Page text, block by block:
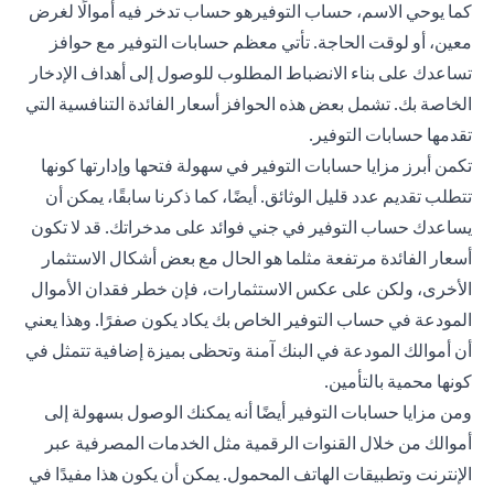
كما يوحي الاسم، حساب التوفيرهو حساب تدخر فيه أموالًا لغرض
معين، أو لوقت الحاجة. تأتي معظم حسابات التوفير مع حوافز
تساعدك على بناء الانضباط المطلوب للوصول إلى أهداف الإدخار
الخاصة بك. تشمل بعض هذه الحوافز أسعار الفائدة التنافسية التي
تقدمها حسابات التوفير.
تكمن أبرز مزايا حسابات التوفير في سهولة فتحها وإدارتها كونها
تتطلب تقديم عدد قليل الوثائق. أيضًا، كما ذكرنا سابقًا، يمكن أن
يساعدك حساب التوفير في جني فوائد على مدخراتك. قد لا تكون
أسعار الفائدة مرتفعة مثلما هو الحال مع بعض أشكال الاستثمار
الأخرى، ولكن على عكس الاستثمارات، فإن خطر فقدان الأموال
المودعة في حساب التوفير الخاص بك يكاد يكون صفرًا. وهذا يعني
أن أموالك المودعة في البنك آمنة وتحظى بميزة إضافية تتمثل في
كونها محمية بالتأمين.
ومن مزايا حسابات التوفير أيضًا أنه يمكنك الوصول بسهولة إلى
أموالك من خلال القنوات الرقمية مثل الخدمات المصرفية عبر
الإنترنت وتطبيقات الهاتف المحمول. يمكن أن يكون هذا مفيدًا في